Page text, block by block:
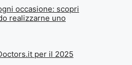
occasione: scopri
realizzarne uno
per il 2025